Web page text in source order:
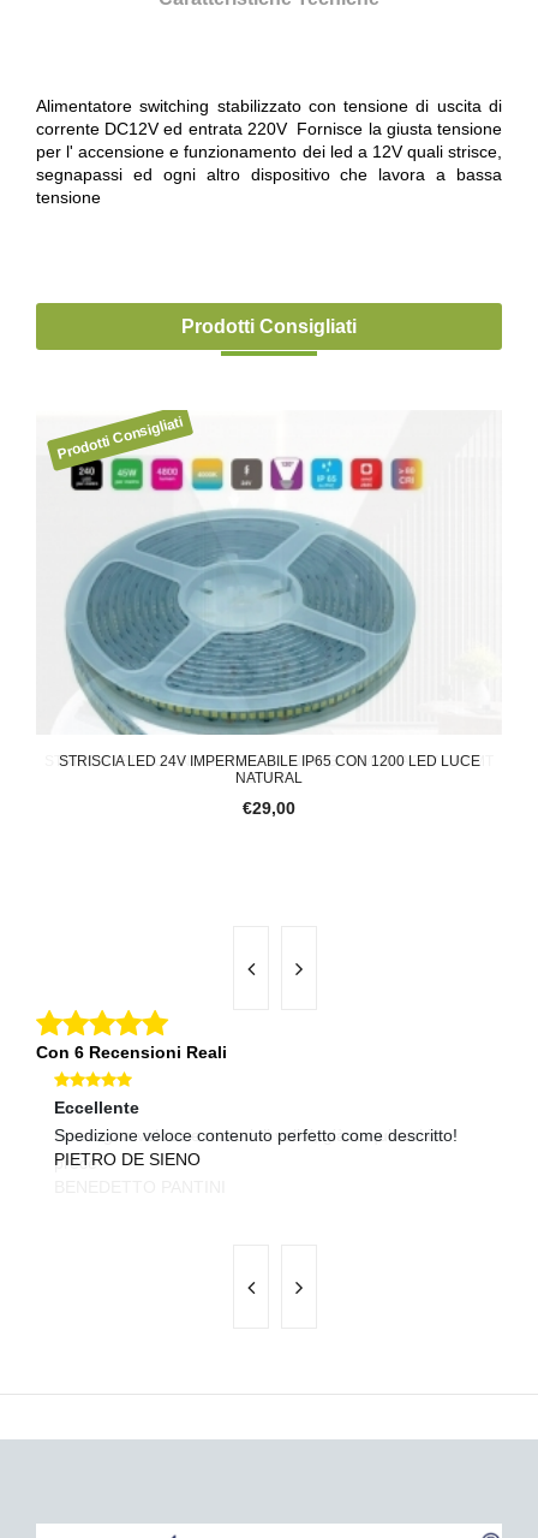
Alimentatore switching stabilizzato con tensione di uscita di
corrente DC12V ed entrata 220V Fornisce la giusta tensione
per l' accensione e funzionamento dei led a 12V quali strisce,
segnapassi ed ogni altro dispositivo che lavora a bassa
tensione
Prodotti Consigliati
STRISCIA LED 24V IMPERMEABILE IP65 CON 1200 LED LUCE
NATURAL
€29,00
Con 6 Recensioni Reali
Eccellente
Spedizione veloce contenuto perfetto come descritto!
PIETRO DE SIENO